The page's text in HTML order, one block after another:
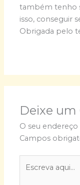
também tenho
isso, conseguir
Obrigada pelo
Deixe
O seu
Campos
aqui...